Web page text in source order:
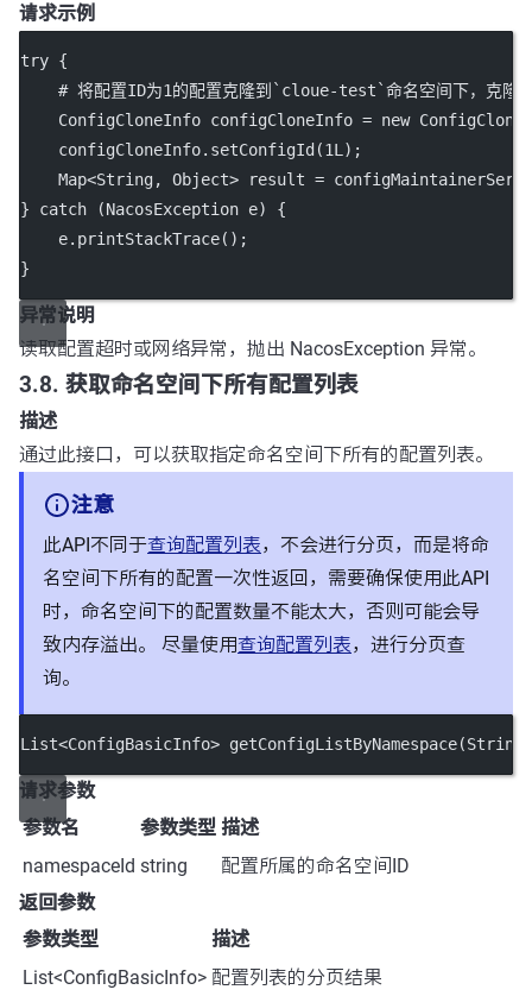
请求示例
try {
    # 将配置ID为1的配置克隆到`cloue
-test`命名空间下，克隆
    ConfigCloneInfo configCloneInfo
= new
    configCloneInfo.
setConfigId (1L );
    Map<
String, Object> result =
} catch (NacosException e) {
    e.
printStackTrace();
}
异常说明
读取配置超时或网络异常，抛出 NacosException 异常。
3.8. 获取命名空间下所有配置列表
描述
通过此接口，可以获取指定命名空间下所有的配置列表。
注意
此API不同于查询配置列表，不会进行分页，而是将命
名空间下所有的配置一次性返回，需要确保使用此API
时，命名空间下的配置数量不能太大，否则可能会导
致内存溢出。 尽量使用查询配置列表，进行分页查
询。
List<ConfigBasicInfo> getConfigListByNamespace(String
请求参数
参数名
参数类型 描述
namespaceId string
配置所属的命名空间ID
返回参数
参数类型
描述
List<ConfigBasicInfo> 配置列表的分页结果